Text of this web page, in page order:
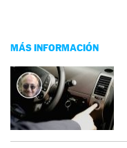
MÁS INFORMACIÓN